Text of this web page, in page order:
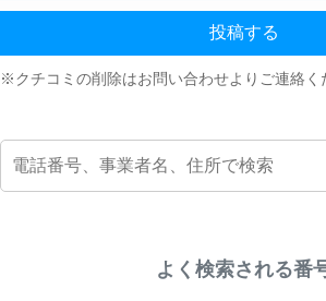
投稿する
※クチコミの削除はお問い合わせよりご連絡く
よく検索される番